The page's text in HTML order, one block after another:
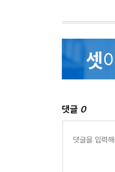
댓글 0